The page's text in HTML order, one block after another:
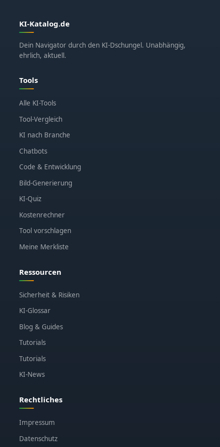
KI-Katalog.de
Dein Navigator durch den KI-Dschungel. Unabhängig,
ehrlich, aktuell.
Tools
Alle KI-Tools
Tool-Vergleich
KI nach Branche
Chatbots
Code & Entwicklung
Bild-Generierung
KI-Quiz
Kostenrechner
Tool vorschlagen
Meine Merkliste
Ressourcen
Sicherheit & Risiken
KI-Glossar
Blog & Guides
Tutorials
Tutorials
KI-News
Rechtliches
Impressum
Datenschutz